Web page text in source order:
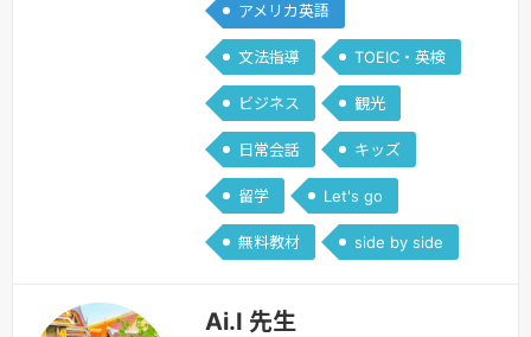
近までキルギス共和国という国で日本語
教師をしていました。語学を教えること
が大好きで、学生時代には塾講師として
中学生や高校生に受験英語を教えていた
経験もあります。最初は英語が全然話せ
ませんでしたが、高校での一年間のアメ
リカでの交換留学、大学での英語学習…
続きを見る »
アメリカ英語
文法指導 TOEIC・英検
ビジネス 観光
日常会話 キッズ
留学 Let's go
無料教材 side by side
Ai.I 先生